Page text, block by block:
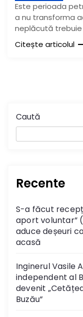
Este perioada
a nu transforma
neplăcută
Citește articolul
Caută
Recente
S-a făcut
aport voluntar”
aduce deșeuri
acasă
Inginerul Vasile
independent al
devenit
Buzău”